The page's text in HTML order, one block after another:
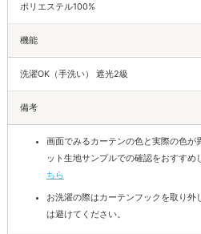
ポリエステル100%
機能
洗濯OK（手洗い） 遮光2級
備考
画面でみるカーテンの色と実際の色が
ット生地サンプルでの確認をおすすめ
ちら
お洗濯の際はカーテンフックを取り
は避けてください。